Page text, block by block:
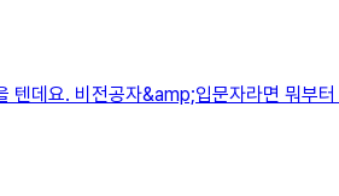
데요. 비전공자&amp;입문자라면 뭐부